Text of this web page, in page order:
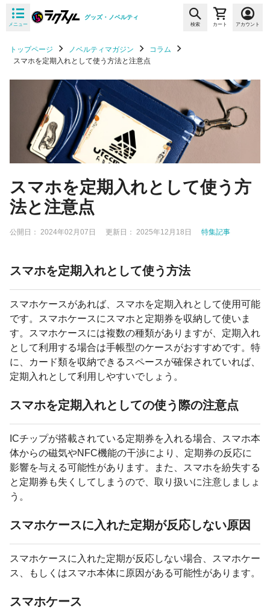
メニュー
グッズ・ノベルティ
検索 カート アカウント
トップページ ノベルティマガジン
コラム
スマホを定期入れとして使う方法と注意点
スマホを定期入れとして使う方
法と注意点
公開日： 2024年02月07日 更新日： 2025年12月18日 特集記事
スマホを定期入れとして使う方法
スマホケースがあれば、スマホを定期入れとして使用可能
です。スマホケースにスマホと定期券を収納して使いま
す。スマホケースには複数の種類がありますが、定期入れ
として利用する場合は手帳型のケースがおすすめです。特
に、カード類を収納できるスペースが確保されていれば、
定期入れとして利用しやすいでしょう。
スマホを定期入れとしての使う際の注意点
ICチップが搭載されている定期券を入れる場合、スマホ本
体からの磁気やNFC機能の干渉により、定期券の反応に
影響を与える可能性があります。また、スマホを紛失する
と定期券も失くしてしまうので、取り扱いに注意しましょ
う。
スマホケースに入れた定期が反応しない原因
スマホケースに入れた定期が反応しない場合、スマホケー
ス、もしくはスマホ本体に原因がある可能性があります。
スマホケース